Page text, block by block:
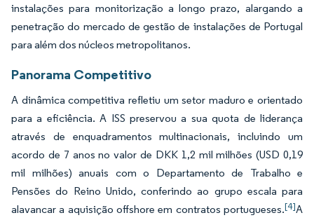
instalações para monitorização a longo prazo, alargando a
penetração do mercado de gestão de instalações de Portugal
para além dos núcleos metropolitanos.
Panorama Competitivo
A dinâmica competitiva refletiu um setor maduro e orientado
para a eficiência. A ISS preservou a sua quota de liderança
através de enquadramentos multinacionais, incluindo um
acordo de 7 anos no valor de DKK 1,2 mil milhões (USD 0,19
mil milhões) anuais com o Departamento de Trabalho e
Pensões do Reino Unido, conferindo ao grupo escala para
alavancar a aquisição offshore em contratos portugueses.[4]A